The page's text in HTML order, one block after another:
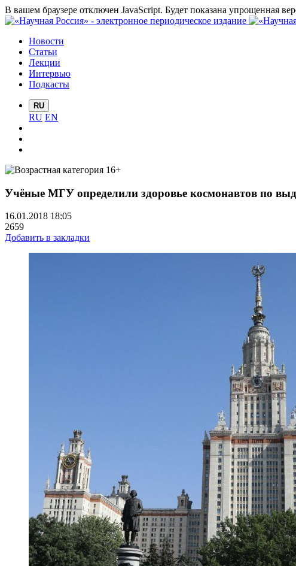
В вашем браузере отключен JavaScript. Будет показана упрощенная
Новости
Статьи
Лекции
Интервью
Подкасты
RU
RU EN
Учёные МГУ определили здоровье космонавтов по
16.01.2018 18:05
2659
Добавить в закладки